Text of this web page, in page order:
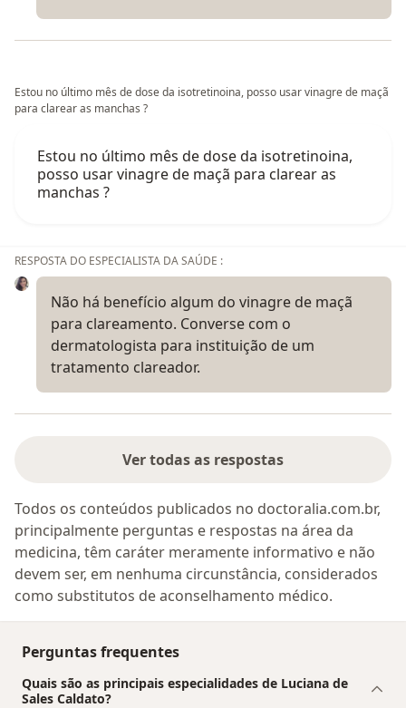
Estou no último mês de dose da isotretinoina, posso usar vinagre de maçã
para clarear as manchas ?
Estou no último mês de dose da isotretinoina,
posso usar vinagre de maçã para clarear as
manchas ?
RESPOSTA DO ESPECIALISTA DA SAÚDE :
Não há benefício algum do vinagre de maçã
para clareamento. Converse com o
dermatologista para instituição de um
tratamento clareador.
Ver todas as respostas
Todos os conteúdos publicados no doctoralia.com.br,
principalmente perguntas e respostas na área da
medicina, têm caráter meramente informativo e não
devem ser, em nenhuma circunstância, considerados
como substitutos de aconselhamento médico.
Perguntas frequentes
Quais são as principais especialidades de Luciana de
Sales Caldato?